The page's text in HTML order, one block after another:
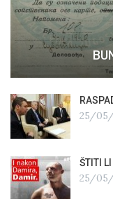
25/05/
ŠTITI
25/05/